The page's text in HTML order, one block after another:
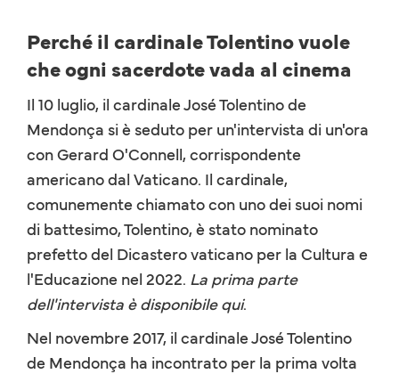
Perché il cardinale Tolentino vuole
che ogni sacerdote vada al cinema
Il 10 luglio, il cardinale José Tolentino de
Mendonça si è seduto per un'intervista di un'ora
con Gerard O'Connell, corrispondente
americano dal Vaticano. Il cardinale,
comunemente chiamato con uno dei suoi nomi
di battesimo, Tolentino, è stato nominato
prefetto del Dicastero vaticano per la Cultura e
l'Educazione nel 2022. La prima parte
dell'intervista è disponibile qui.
Nel novembre 2017, il cardinale José Tolentino
de Mendonça ha incontrato per la prima volta